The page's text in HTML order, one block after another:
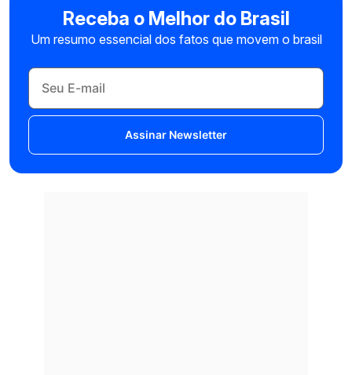
Receba o Melhor do Brasil
Um resumo essencial dos fatos que movem o brasil
Assinar Newsletter